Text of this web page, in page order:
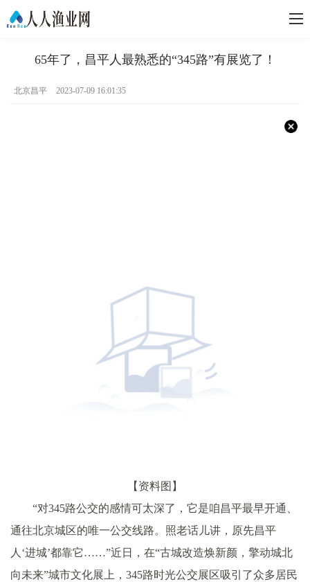
65年了，昌平人最熟悉的“345路”有展览了！
北京昌平 2023-07-09 16:01:35
【资料图】
“对345路公交的感情可太深了，它是咱昌平最早开通、
通往北京城区的唯一公交线路。照老话儿讲，原先昌平
人‘进城’都靠它……”近日，在“古城改造焕新颜，擎动城北
向未来”城市文化展上，345路时光公交展区吸引了众多居民